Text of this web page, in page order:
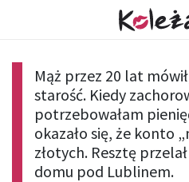
Mąż przez 20 lat
starość. Kiedy
potrzebowałam
okazało się, że konto
złotych. Resztę
domu pod Lublinem.